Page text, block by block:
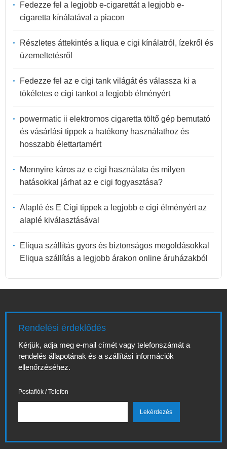
Fedezze fel a legjobb e-cigarettát a legjobb e-
cigaretta kínálatával a piacon
Részletes áttekintés a liqua e cigi kínálatról, ízekről és
üzemeltetésről
Fedezze fel az e cigi tank világát és válassza ki a
tökéletes e cigi tankot a legjobb élményért
powermatic ii elektromos cigaretta töltő gép bemutató
és vásárlási tippek a hatékony használathoz és
hosszabb élettartamért
Mennyire káros az e cigi használata és milyen
hatásokkal járhat az e cigi fogyasztása?
Alaplé és E Cigi tippek a legjobb e cigi élményért az
alaplé kiválasztásával
Eliqua szállítás gyors és biztonságos megoldásokkal
Eliqua szállítás a legjobb árakon online áruházakból
Rendelési érdeklődés
Kérjük, adja meg e-mail címét vagy telefonszámát a
rendelés állapotának és a szállítási információk
ellenőrzéséhez.
Postafiók / Telefon